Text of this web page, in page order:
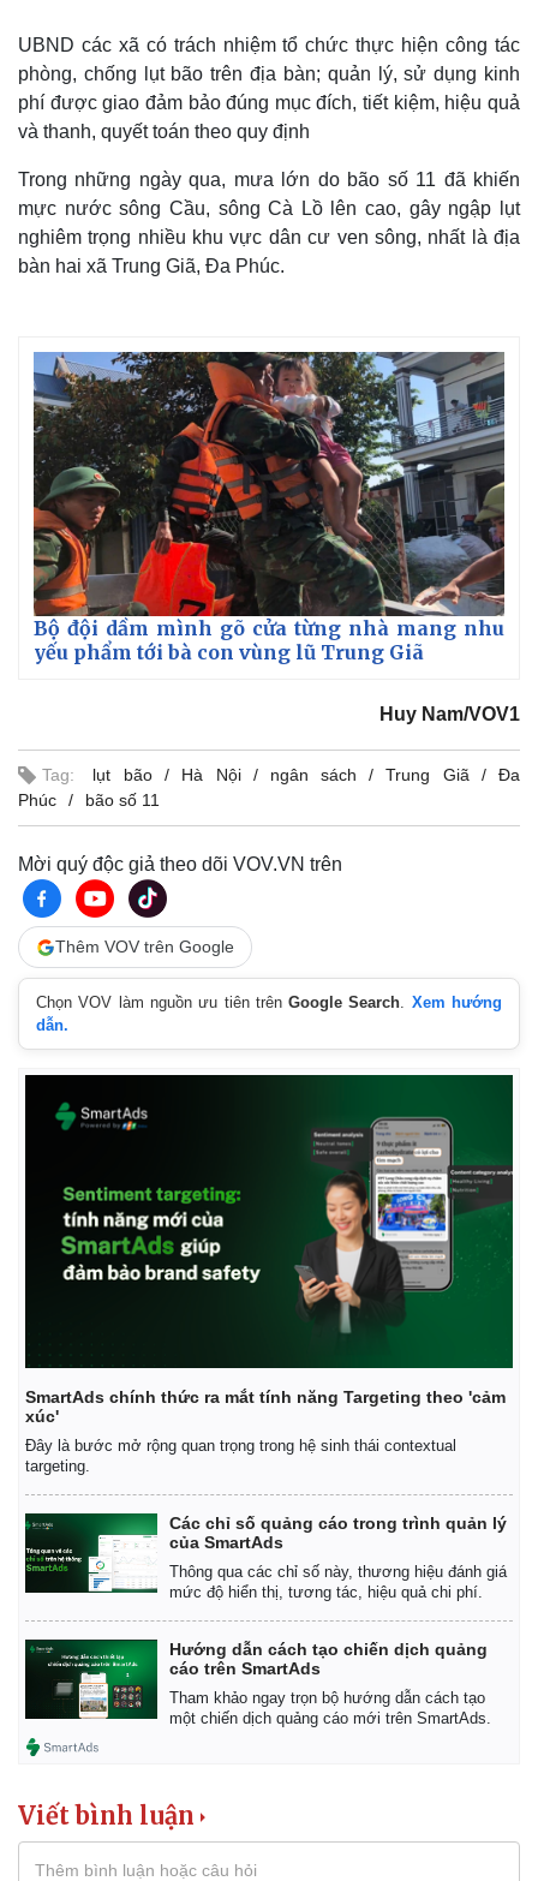
Thế giới
Quan sát
Cuộc sống đó đây
Hồ sơ
Infographic
UBND các xã có trách nhiệm tổ chức thực hiện công tác
phòng, chống lụt bão trên địa bàn; quản lý, sử dụng kinh
phí được giao đảm bảo đúng mục đích, tiết kiệm, hiệu quả
và thanh, quyết toán theo quy định
Trong những ngày qua, mưa lớn do bão số 11 đã khiến
mực nước sông Cầu, sông Cà Lồ lên cao, gây ngập lụt
nghiêm trọng nhiều khu vực dân cư ven sông, nhất là địa
bàn hai xã Trung Giã, Đa Phúc.
Bộ đội dầm mình gõ cửa từng nhà mang nhu
yếu phẩm tới bà con vùng lũ Trung Giã
Huy Nam/VOV1
Tag: lụt bão Hà Nội ngân sách Trung Giã
Đa
Phúc
bão số 11
Mời quý độc giả theo dõi VOV.VN trên
Thêm VOV trên Google
Chọn VOV làm nguồn ưu tiên trênGoogle Search. Xem hướng
dẫn.
SmartAds chính thức ra mắt tính năng Targeting theo 'cảm
xúc'
Đây là bước mở rộng quan trọng trong hệ sinh thái contextual
targeting.
Các chỉ số quảng cáo trong trình quản lý
của SmartAds
Thông qua các chỉ số này, thương hiệu đánh giá
mức độ hiển thị, tương tác, hiệu quả chi phí.
Hướng dẫn cách tạo chiến dịch quảng
cáo trên SmartAds
Tham khảo ngay trọn bộ hướng dẫn cách tạo
một chiến dịch quảng cáo mới trên SmartAds.
Viết bình luận